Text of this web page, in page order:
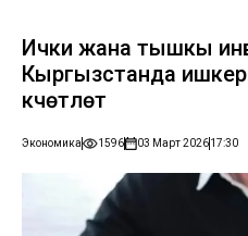
Ички жана тышкы
Кыргызстанда
күчөтүлөт
Экономика 1596 03 Март 202617:30